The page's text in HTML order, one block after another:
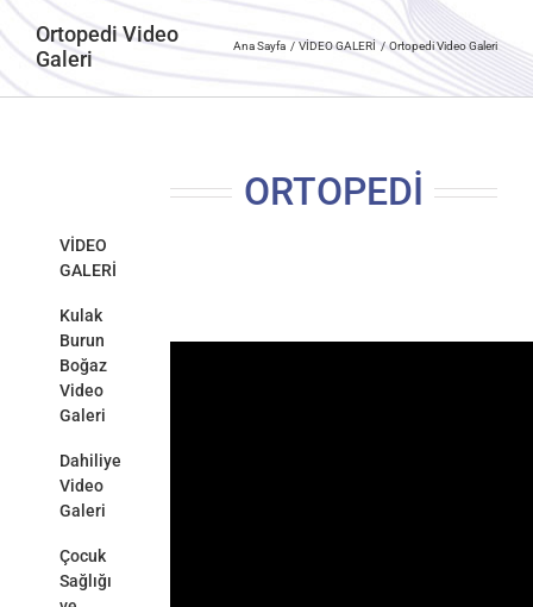
Ortopedi Video
Galeri
Ana Sayfa VİDEO GALERİ Ortopedi Video Galeri
ORTOPEDİ
VİDEO
GALERİ
Kulak
Burun
Boğaz
Video
Galeri
Dahiliye
Video
Galeri
Çocuk
Sağlığı